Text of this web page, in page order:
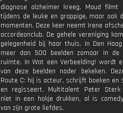
diagnose alzheimer kreeg. Maud filmt
tijdens de leuke en grappige, maar ook
momenten. Deze keer neemt Irene
accordeonclub. De gehele vereniging
gelegenheid bij haar thuis. In Den
meer dan 500 beelden zomaar in de
ruimte. In Wat een Verbeelding! wordt
van deze beelden nader bekeken.
Route C: hij is acteur, schrijft boeken en
en regisseert. Multitalent Peter
niet in een hokje drukken, al is
van zijn grote liefdes.